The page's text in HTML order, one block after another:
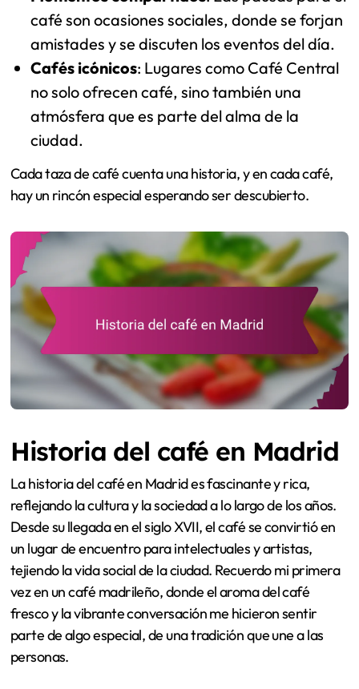
café son ocasiones sociales, donde se forjan
amistades y se discuten los eventos del día.
Cafés icónicos: Lugares como Café Central
no solo ofrecen café, sino también una
atmósfera que es parte del alma de la
ciudad.
Cada taza de café cuenta una historia, y en cada café,
hay un rincón especial esperando ser descubierto.
Historia del café en Madrid
La historia del café en Madrid es fascinante y rica,
reflejando la cultura y la sociedad a lo largo de los años.
Desde su llegada en el siglo XVII, el café se convirtió en
un lugar de encuentro para intelectuales y artistas,
tejiendo la vida social de la ciudad. Recuerdo mi primera
vez en un café madrileño, donde el aroma del café
fresco y la vibrante conversación me hicieron sentir
parte de algo especial, de una tradición que une a las
personas.